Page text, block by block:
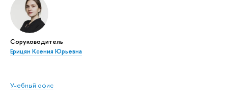
Соруководитель
Ерицян Ксения Юрьевна
Учебный офис